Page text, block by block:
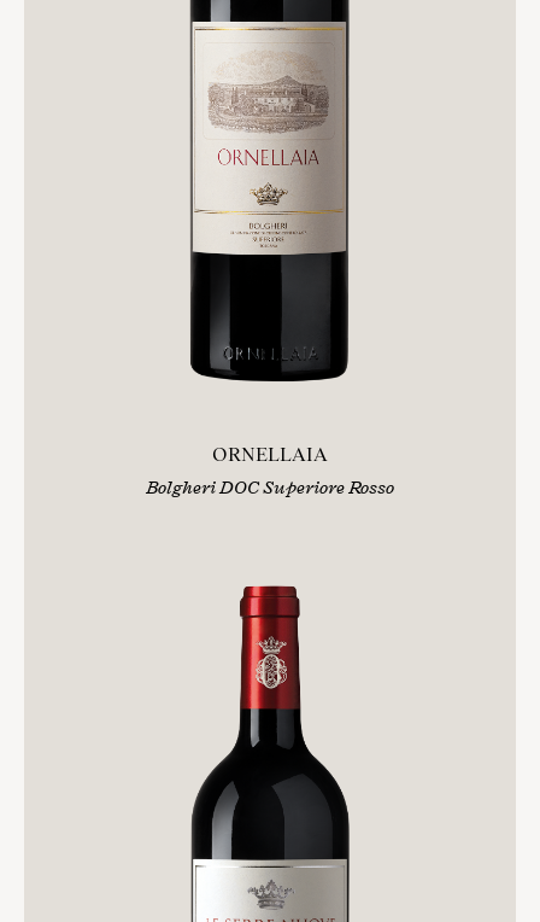
ORNELLAIA
Bolgheri DOC Superiore Rosso